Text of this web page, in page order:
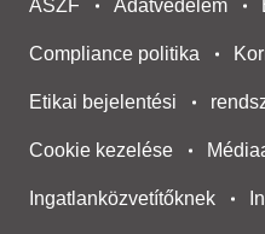
ÁSZF Adatvédelem
Compliance politika
Etikai bejelentési
Cookie kezelése
Ingatlanközvetítőknek